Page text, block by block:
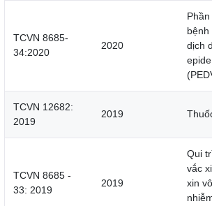
TCVN 8685-
34:2020
2020
bệnh
dịch
TCVN 12682:
2019
2019
TCVN 8685 -
33: 2019
2019
Qui
vắc
xin